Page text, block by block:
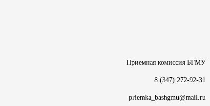
Приемная комиссия БГМУ
8 (347) 272-92-31
priemka_bashgmu@mail.ru